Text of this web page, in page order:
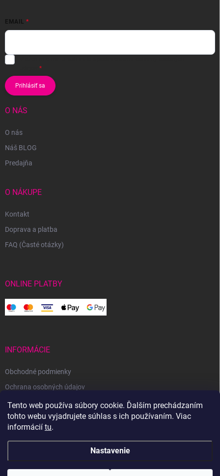
Tento web používa súbory cookie. Ďalším prechádzaním
tohto webu vyjadrujete súhlas s ich používaním. Viac
informácií tu.
Nastavenie
EMAIL
Prihlásiť sa
O NÁS
O nás
Náš BLOG
Predajňa
O NÁKUPE
Kontakt
Doprava a platba
FAQ (Časté otázky)
ONLINE PLATBY
INFORMÁCIE
Obchodné podmienky
Ochrana osobných údajov
Reklamačný poriadok
Odstúpenie od zmluvy